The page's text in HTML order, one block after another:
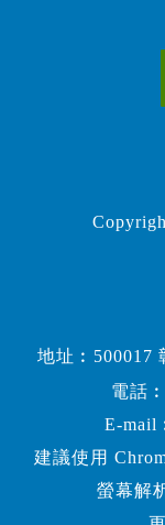
地址︰500017
電話︰
E-
建議使用
螢幕解